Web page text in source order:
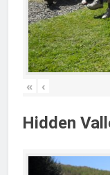
« ‹
Hidden